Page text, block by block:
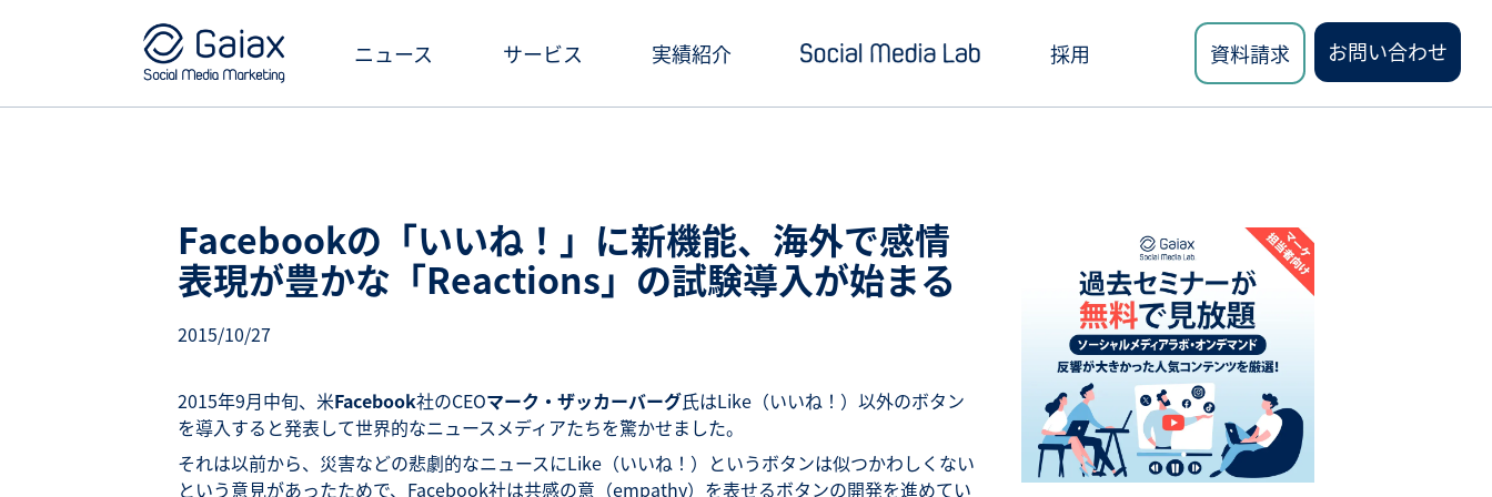
ニュース サービス
クリエイティブ制作・撮影
SNS投稿キャンペーン
インフルエンサーPR
SNS広告運用
実績紹介
お役立ち資料ダウンロード
Social Media Lab講座
採用 資料請求 お問い合わせ
Facebookの「いいね！」に新機能、海外で感情
表現が豊かな「Reactions」の試験導入が始まる
2015/10/27
2015年9月中旬、米Facebook社のCEOマーク・ザッカーバーグ氏はLike（いいね！）以外のボタン
を導入すると発表して世界的なニュースメディアたちを驚かせました。
それは以前から、災害などの悲劇的なニュースにLike（いいね！）というボタンは似つかわしくない
という意見があったためで、Facebook社は共感の意（empathy）を表せるボタンの開発を進めてい